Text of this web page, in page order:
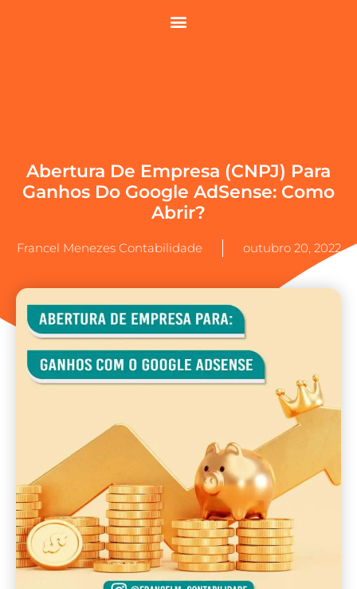
Abertura De Empresa (CNPJ) Para
Ganhos Do Google AdSense: Como
Abrir?
Francel Menezes Contabilidade outubro 20, 2022